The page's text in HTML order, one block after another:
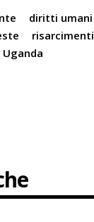
diritti umani
risarcimenti
Uganda